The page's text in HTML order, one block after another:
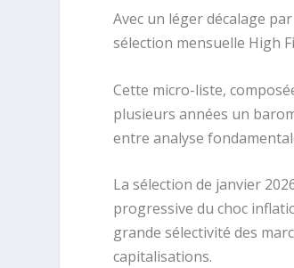
Avec un léger décalage
sélection mensuelle High
Cette micro-liste,
plusieurs années un
entre analyse
La sélection de janvier
progressive du choc
grande sélectivité des
capitalisations.